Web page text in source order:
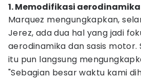
1. Memodifikasi
Marquez mengungkapkan,
Jerez, ada dua hal yang jadi
aerodinamika dan sasis motor.
itu pun langsung
"Sebagian besar waktu kami